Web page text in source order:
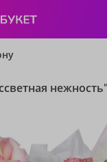
нежность"